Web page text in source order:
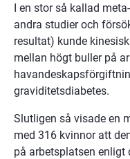
I en stor så kallad
andra studier och
resultat) kunde
mellan högt buller på
graviditetsdiabetes.
Slutligen så visade en
med 316 kvinnor att
på arbetsplatsen enligt